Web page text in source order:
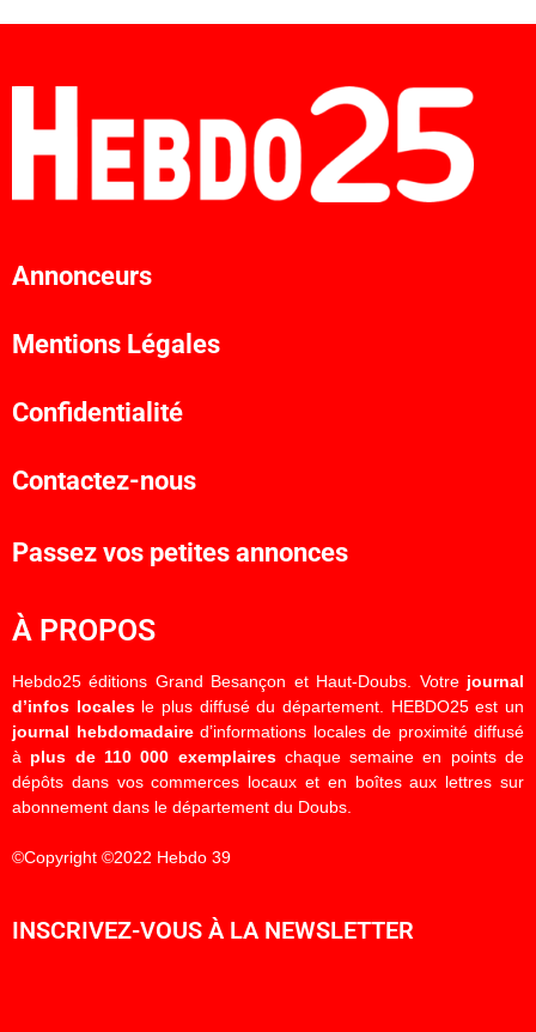
Annonceurs
Mentions Légales
Confidentialité
Contactez-nous
Passez vos petites annonces
À PROPOS
Hebdo25 éditions Grand Besançon et Haut-Doubs. Votre journal
d’infos localesle plus diffusé du département. HEBDO25 est un
journal hebdomadaired’informations locales de proximité diffusé
à plus de 110 000 exemplaireschaque semaine en points de
dépôts dans vos commerces locaux et en boîtes aux lettres sur
abonnement dans le département du Doubs.
©Copyright ©2022 Hebdo 39
INSCRIVEZ-VOUS À LA NEWSLETTER